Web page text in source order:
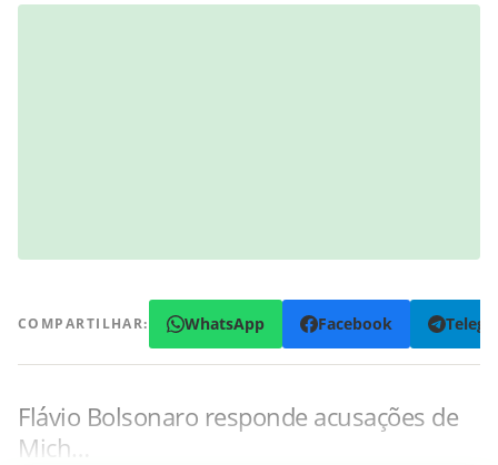
COMPARTILHAR: WhatsApp Facebook
Flávio Bolsonaro responde acusações de
Mich…